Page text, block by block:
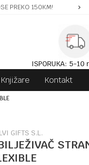
PREKO 150KM!
ISPORUKA: 5-10
Knjižare Kontakt
GIFTS S.L.